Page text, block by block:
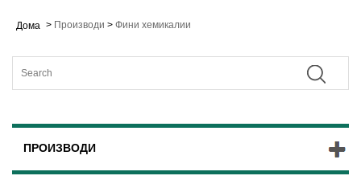
Дома > Производи > Фини хемикалии
ПРОИЗВОДИ